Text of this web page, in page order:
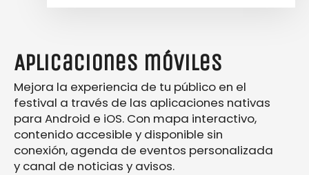
Aplicaciones móviles
Mejora la experiencia de tu público en el
festival a través de las aplicaciones nativas
para Android e iOS. Con mapa interactivo,
contenido accesible y disponible sin
conexión, agenda de eventos personalizada
y canal de noticias y avisos.